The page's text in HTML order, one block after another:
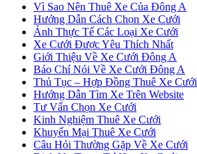
Vì Sao Nên Thuê Xe Của Đông A
Hướng Dẫn Cách Chọn Xe Cưới
Ảnh Thực Tế Các Loại Xe Cưới
Xe Cưới Được Yêu Thích Nhất
Giới Thiệu Về Xe Cưới Đông A
Báo Chí Nói Về Xe Cưới Đông A
Thủ Tục – Hợp Đồng Thuê Xe Cưới
Hướng Dẫn Tìm Xe Trên Website
Tư Vấn Chọn Xe Cưới
Kinh Nghiệm Thuê Xe Cưới
Khuyến Mại Thuê Xe Cưới
Câu Hỏi Thường Gặp Về Xe Cưới